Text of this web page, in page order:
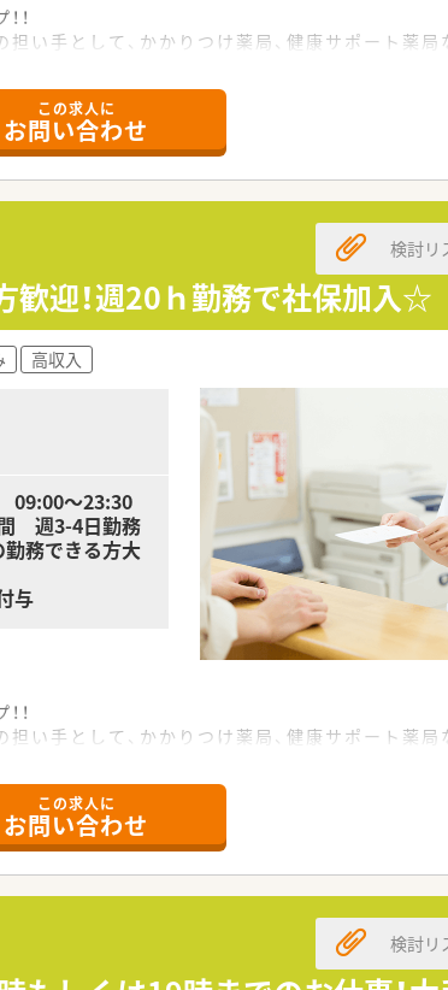
！
い手として、かかりつけ薬局、健康サポート薬局
応援していきます。
います。
。
きるよう変更予定です。
この求人に
お問い合わせ
迎！週20ｈ勤務で社保加入☆
検討リ
高収入
09:00～23:30
週3-4日勤務
務できる方大
与
！
い手として、かかりつけ薬局、健康サポート薬局
援していきます。
ます。
この求人に
お問い合わせ
検討リ